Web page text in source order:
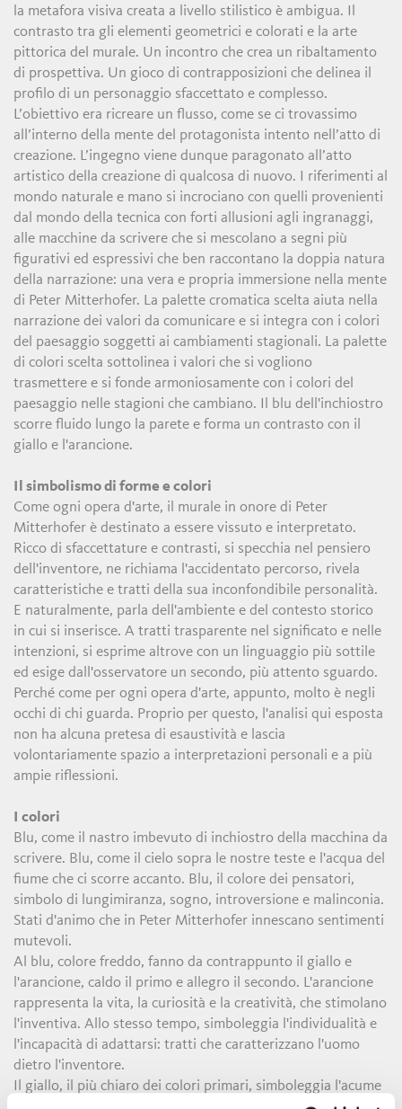
la metafora visiva creata a livello stilistico è ambigua. Il
contrasto tra gli elementi geometrici e colorati e la arte
pittorica del murale. Un incontro che crea un ribaltamento
di prospettiva. Un gioco di contrapposizioni che delinea il
profilo di un personaggio sfaccettato e complesso.
L’obiettivo era ricreare un flusso, come se ci trovassimo
all’interno della mente del protagonista intento nell’atto di
creazione. L’ingegno viene dunque paragonato all’atto
artistico della creazione di qualcosa di nuovo. I riferimenti al
mondo naturale e mano si incrociano con quelli provenienti
dal mondo della tecnica con forti allusioni agli ingranaggi,
alle macchine da scrivere che si mescolano a segni più
figurativi ed espressivi che ben raccontano la doppia natura
della narrazione: una vera e propria immersione nella mente
di Peter Mitterhofer. La palette cromatica scelta aiuta nella
narrazione dei valori da comunicare e si integra con i colori
del paesaggio soggetti ai cambiamenti stagionali. La palette
di colori scelta sottolinea i valori che si vogliono
trasmettere e si fonde armoniosamente con i colori del
paesaggio nelle stagioni che cambiano. Il blu dell'inchiostro
scorre fluido lungo la parete e forma un contrasto con il
giallo e l'arancione.
Il simbolismo di forme e colori
Come ogni opera d'arte, il murale in onore di Peter
Mitterhofer è destinato a essere vissuto e interpretato.
Ricco di sfaccettature e contrasti, si specchia nel pensiero
dell'inventore, ne richiama l'accidentato percorso, rivela
caratteristiche e tratti della sua inconfondibile personalità.
E naturalmente, parla dell'ambiente e del contesto storico
in cui si inserisce. A tratti trasparente nel significato e nelle
intenzioni, si esprime altrove con un linguaggio più sottile
ed esige dall'osservatore un secondo, più attento sguardo.
Perché come per ogni opera d'arte, appunto, molto è negli
occhi di chi guarda. Proprio per questo, l'analisi qui esposta
non ha alcuna pretesa di esaustività e lascia
volontariamente spazio a interpretazioni personali e a più
ampie riflessioni.
I colori
Blu, come il nastro imbevuto di inchiostro della macchina da
scrivere. Blu, come il cielo sopra le nostre teste e l'acqua del
fiume che ci scorre accanto. Blu, il colore dei pensatori,
simbolo di lungimiranza, sogno, introversione e malinconia.
Stati d'animo che in Peter Mitterhofer innescano sentimenti
mutevoli.
Al blu, colore freddo, fanno da contrappunto il giallo e
l'arancione, caldo il primo e allegro il secondo. L'arancione
rappresenta la vita, la curiosità e la creatività, che stimolano
l'inventiva. Allo stesso tempo, simboleggia l'individualità e
l'incapacità di adattarsi: tratti che caratterizzano l'uomo
dietro l'inventore.
Il giallo, il più chiaro dei colori primari, simboleggia l'acume